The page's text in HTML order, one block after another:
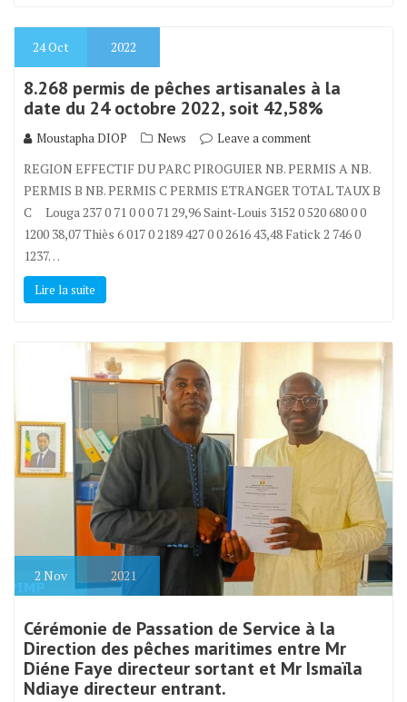
24Oct 2022
8.268 permis de pêches artisanales à la
date du 24 octobre 2022, soit 42,58%
Moustapha DIOP News Leave a comment
REGION EFFECTIF DU PARC PIROGUIER NB. PERMIS A NB.
PERMIS B NB. PERMIS C PERMIS ETRANGER TOTAL TAUX B
C Louga 237 0 71 0 0 0 71 29,96 Saint-Louis 3152 0 520 680 0 0
1200 38,07 Thiès 6 017 0 2189 427 0 0 2616 43,48 Fatick 2 746 0
1237…
Lire la suite
2 Nov 2021
Cérémonie de Passation de Service à la
Direction des pêches maritimes entre Mr
Diéne Faye directeur sortant et Mr Ismaïla
Ndiaye directeur entrant.